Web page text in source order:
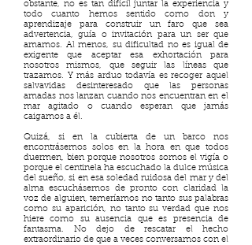
obstante, no es tan difícil juntar la experiencia y
todo cuanto hemos sentido como don y
aprendizaje para construir un faro que sea
advertencia, guía o invitación para un ser que
amamos. Al menos, su dificultad no es igual de
exigente que aceptar esa exhortación para
nosotros mismos, que seguir las líneas que
trazamos. Y más arduo todavía es recoger aquel
salvavidas desinteresado que las personas
amadas nos lanzan cuando nos encuentran en el
mar agitado o cuando esperan que jamás
caigamos a él.
Quizá, si en la cubierta de un barco nos
encontrásemos solos en la hora en que todos
duermen, bien porque nosotros somos el vigía o
porque el centinela ha escuchado la dulce música
del sueño, si en esa soledad ruidosa del mar y del
alma escuchásemos de pronto con claridad la
voz de alguien, temeríamos no tanto sus palabras
como su aparición, no tanto su verdad que nos
hiere como su ausencia que es presencia de
fantasma. No dejo de rescatar el hecho
extraordinario de que a veces conversamos con el